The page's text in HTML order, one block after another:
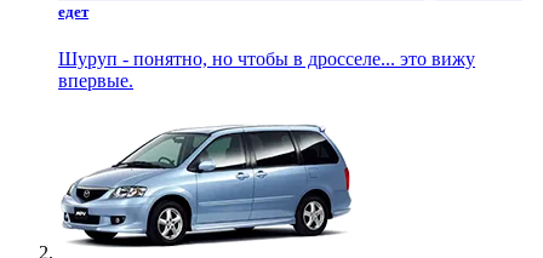
едет
Шуруп - понятно, но чтобы в дросселе... это вижу
впервые.